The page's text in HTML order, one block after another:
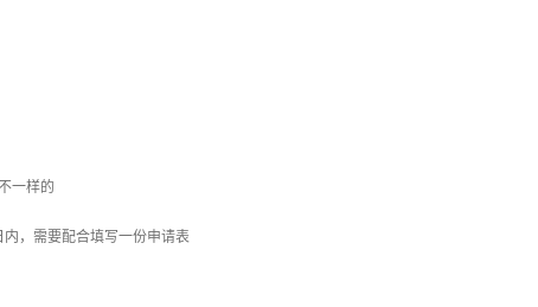
一样的
，需要配合填写一份申请表